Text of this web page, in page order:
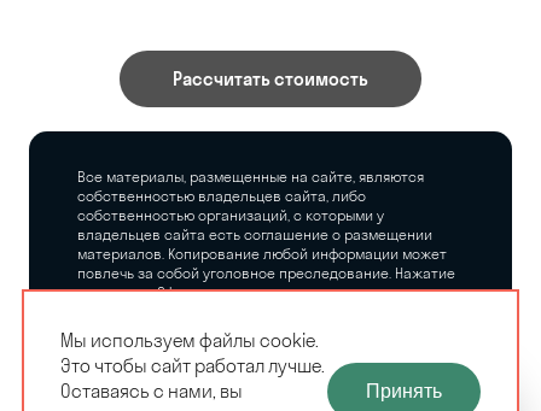
Рассчитать стоимость
Все материалы, размещенные на сайте, являются
собственностью владельцев сайта, либо
собственностью организаций, с которыми у
владельцев сайта есть соглашение о размещении
материалов. Копирование любой информации может
повлечь за собой уголовное преследование. Нажатие
на кнопку «Оформить заказ», а также последующее
владельцев сайта никаких обязательств.
ЗАМЕРЩИК-
РАСЧЕТ КУХНИ
Мы используем файлы cookie.
Это чтобы сайт работал лучше.
Оставаясь с нами, вы
Принять